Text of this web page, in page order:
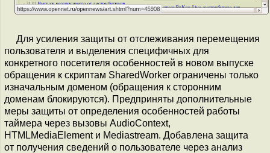
Для усиления защиты от отслеживания перемещения
пользователя и выделения специфичных для
конкретного посетителя особенностей в новом выпуске
обращения к скриптам SharedWorker ограничены только
изначальным доменом (обращения к сторонним
доменам блокируются). Предприняты дополнительные
меры защиты от определения особенностей работы
таймера через вызовы AudioContext,
HTMLMediaElement и Mediastream. Добавлена защита
от получения сведений о пользователе через анализ